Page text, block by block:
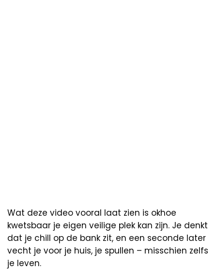
Wat deze video vooral laat zien is okhoe
kwetsbaar je eigen veilige plek kan zijn. Je denkt
dat je chill op de bank zit, en een seconde later
vecht je voor je huis, je spullen – misschien zelfs
je leven.